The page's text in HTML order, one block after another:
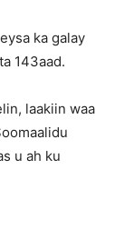
ka galay
143aad.
laakiin waa
u ah ku